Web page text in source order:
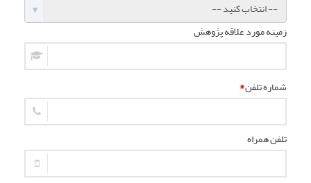
زمینه مورد علاقه پژوهش
شماره تلفن*
تلفن همراه